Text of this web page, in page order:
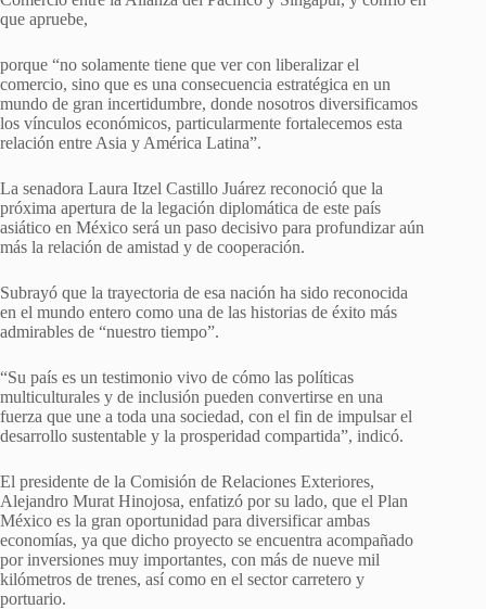
que apruebe,
porque “no solamente tiene que ver con liberalizar el
comercio, sino que es una consecuencia estratégica en un
mundo de gran incertidumbre, donde nosotros diversificamos
los vínculos económicos, particularmente fortalecemos esta
relación entre Asia y América Latina”.
La senadora Laura Itzel Castillo Juárez reconoció que la
próxima apertura de la legación diplomática de este país
asiático en México será un paso decisivo para profundizar aún
más la relación de amistad y de cooperación.
Subrayó que la trayectoria de esa nación ha sido reconocida
en el mundo entero como una de las historias de éxito más
admirables de “nuestro tiempo”.
“Su país es un testimonio vivo de cómo las políticas
multiculturales y de inclusión pueden convertirse en una
fuerza que une a toda una sociedad, con el fin de impulsar el
desarrollo sustentable y la prosperidad compartida”, indicó.
El presidente de la Comisión de Relaciones Exteriores,
Alejandro Murat Hinojosa, enfatizó por su lado, que el Plan
México es la gran oportunidad para diversificar ambas
economías, ya que dicho proyecto se encuentra acompañado
por inversiones muy importantes, con más de nueve mil
kilómetros de trenes, así como en el sector carretero y
portuario.